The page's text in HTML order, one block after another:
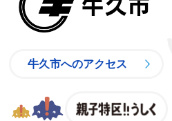
牛久市へのアクセス